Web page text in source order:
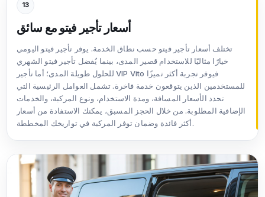
13
أسعار تأجير فيتو مع سائق
تختلف أسعار تأجير فيتو حسب نطاق الخدمة. يوفر تأجير فيتو اليومي
خيارًا مثاليًا للاستخدام قصير المدى، بينما يُفضل تأجير فيتو الشهري
للحلول طويلة المدى؛ أما تأجير VIP Vito فيوفر تجربة أكثر تميزًا
للمستخدمين الذين يتوقعون خدمة فاخرة. تشمل العوامل الرئيسية التي
تحدد الأسعار المسافة، ومدة الاستخدام، ونوع المركبة، والخدمات
الإضافية المطلوبة. من خلال الحجز المسبق، يمكنك الاستفادة من أسعار
أكثر فائدة وضمان توفر المركبة في تواريخك المخططة.